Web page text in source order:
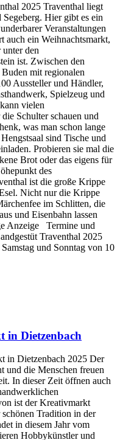
2025 Traventhal liegt
Hier gibt es ein
Veranstaltungen
auch ein Weihnachtsmarkt,
den
ist. Zwischen den
mit regionalen
Aussteller und Händler,
Spielzeug und
vielen
Schulter schauen und
was man schon lange
sind Tische und
Probieren sie mal die
Brot oder das eigens für
des
ist die große Krippe
Nicht nur die Krippe
im Schlitten, die
und Eisenbahn lassen
Anzeige Termine und
Traventhal 2025
und Sonntag von 10
in Dietzenbach
in Dietzenbach 2025 Der
und die Menschen freuen
In dieser Zeit öffnen auch
ist der Kreativmarkt
Tradition in der
in diesem Jahr vom
Hobbykünstler und